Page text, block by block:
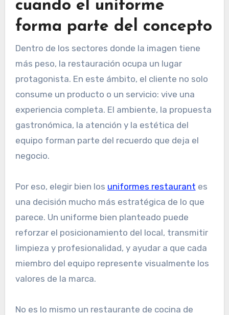
cuando el uniforme
forma parte del concepto
Dentro de los sectores donde la imagen tiene
más peso, la restauración ocupa un lugar
protagonista. En este ámbito, el cliente no solo
consume un producto o un servicio: vive una
experiencia completa. El ambiente, la propuesta
gastronómica, la atención y la estética del
equipo forman parte del recuerdo que deja el
negocio.
Por eso, elegir bien los uniformes restaurant es
una decisión mucho más estratégica de lo que
parece. Un uniforme bien planteado puede
reforzar el posicionamiento del local, transmitir
limpieza y profesionalidad, y ayudar a que cada
miembro del equipo represente visualmente los
valores de la marca.
No es lo mismo un restaurante de cocina de